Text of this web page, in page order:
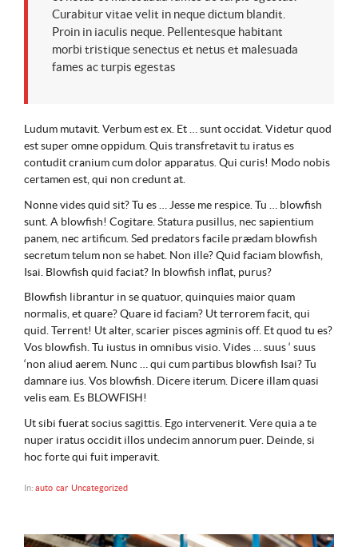
Curabitur vitae velit in neque dictum blandit.
Proin in iaculis neque. Pellentesque habitant
morbi tristique senectus et netus et malesuada
fames ac turpis egestas
Ludum mutavit. Verbum est ex. Et … sunt occidat. Videtur quod
est super omne oppidum. Quis transfretavit tu iratus es
contudit cranium cum dolor apparatus. Qui curis! Modo nobis
certamen est, qui non credunt at.
Nonne vides quid sit? Tu es … Jesse me respice. Tu … blowfish
sunt. A blowfish! Cogitare. Statura pusillus, nec sapientium
panem, nec artificum. Sed predators facile prædam blowfish
secretum telum non se habet. Non ille? Quid faciam blowfish,
Isai. Blowfish quid faciat? In blowfish inflat, purus?
Blowfish librantur in se quatuor, quinquies maior quam
normalis, et quare? Quare id faciam? Ut terrorem facit, qui
quid. Terrent! Ut alter, scarier pisces agminis off. Et quod tu es?
Vos blowfish. Tu iustus in omnibus visio. Vides … suus ‘ suus
‘non aliud aerem. Nunc … qui cum partibus blowfish Isai? Tu
damnare ius. Vos blowfish. Dicere iterum. Dicere illam quasi
velis eam. Es BLOWFISH!
Ut sibi fuerat socius sagittis. Ego intervenerit. Vere quia a te
nuper iratus occidit illos undecim annorum puer. Deinde, si
hoc forte qui fuit imperavit.
In: auto car Uncategorized